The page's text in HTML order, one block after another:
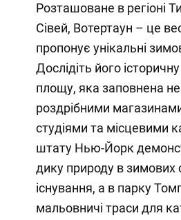
Розташоване в регіоні
Сівей, Вотертаун – це
пропонує унікальні
Дослідіть його
площу, яка заповнена
роздрібними
студіями та місцевими
штату Нью-Йорк
дику природу в
існування, а в парку
мальовничі траси для